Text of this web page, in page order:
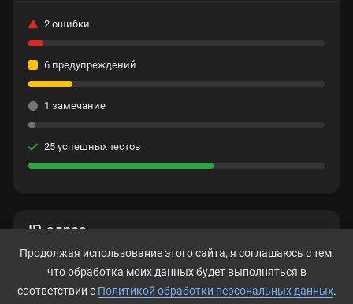
IP-адрес
49.12.16.122
2 ошибки
6 предупреждений
1 замечание
25 успешных тестов
Продолжая использование этого сайта, я соглашаюсь с тем,
что обработка моих данных будет выполняться в
соответствии с Политикой обработки персональных данных.